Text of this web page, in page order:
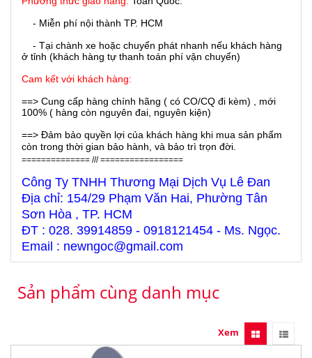
- Miễn phí nội thành TP. HCM
- Tại chành xe hoặc chuyển phát nhanh nếu khách hàng
ở tỉnh (khách hàng tự thanh toán phí vận chuyển)
Cam kết với khách hàng:
==> Cung cấp hàng chính hãng ( có CO/CQ đi kèm) , mới
100% ( hàng còn nguyên đai, nguyên kiện)
==> Đảm bảo quyền lợi của khách hàng khi mua sản phẩm
còn trong thời gian bảo hành, và bảo trì trọn đời.
============== /// =================
Công Ty TNHH Thương Mại Dịch Vụ Lê Đan
Địa chỉ: 154/29 Phạm Văn Hai, Phường Tân
Sơn Hòa , TP. HCM
ĐT : 028. 39914859 - 0918121454 - Ms. Ngọc.
Email : newngoc@gmail.com
Sản phẩm cùng danh mục
Xem